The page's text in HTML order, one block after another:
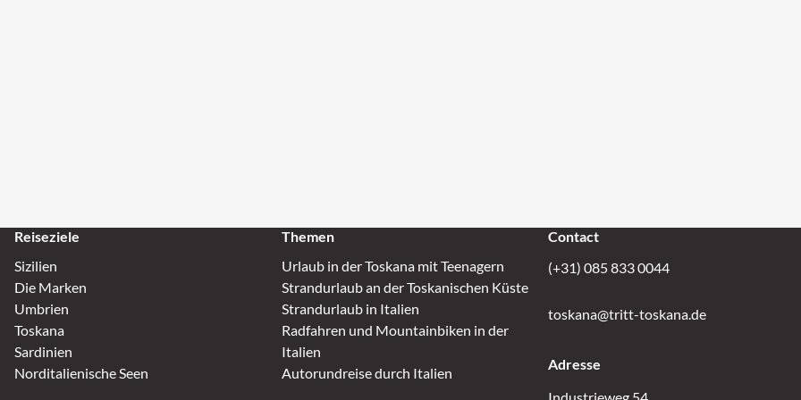
Reiseziele
Sizilien
Die Marken
Umbrien
Toskana
Sardinien
Norditalienische Seen
Themen
Urlaub in der Toskana mit Teenagern
Strandurlaub an der Toskanischen Küste
Strandurlaub in Italien
Radfahren und Mountainbiken in der
Italien
Autorundreise durch Italien
Contact
(+31) 085 833 0044
toskana@tritt-toskana.de
Adresse